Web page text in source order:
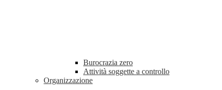
Burocrazia zero
Attività soggette a controllo
Organizzazione